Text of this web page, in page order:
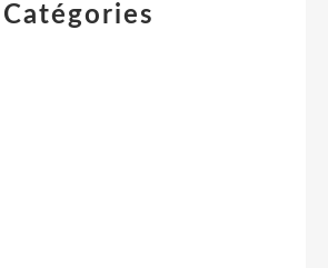
Catégories